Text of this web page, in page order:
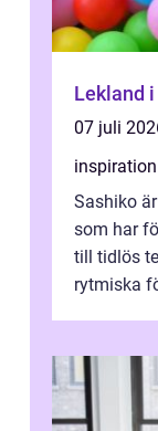
Lekland
07 juli
inspiration
Sashiko
som har
till tidlös
rytmiska